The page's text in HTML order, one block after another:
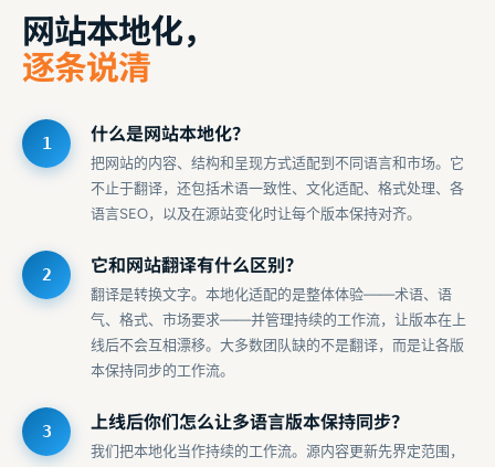
网站本地化，
逐条说清
什么是网站本地化？
把网站的内容、结构和呈现方式适配到不同语言和市场。它
不止于翻译，还包括术语一致性、文化适配、格式处理、各
语言SEO，以及在源站变化时让每个版本保持对齐。
它和网站翻译有什么区别？
翻译是转换文字。本地化适配的是整体体验——术语、语
气、格式、市场要求——并管理持续的工作流，让版本在上
线后不会互相漂移。大多数团队缺的不是翻译，而是让各版
本保持同步的工作流。
上线后你们怎么让多语言版本保持同步？
我们把本地化当作持续的工作流。源内容更新先界定范围，